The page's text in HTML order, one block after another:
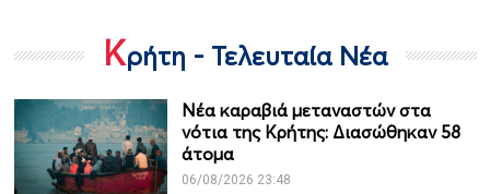
Κρήτη - Τελευταία Νέα
Νέα καραβιά μεταναστών στα
νότια της Κρήτης: Διασώθηκαν 58
άτομα
06/08/2026 23:48